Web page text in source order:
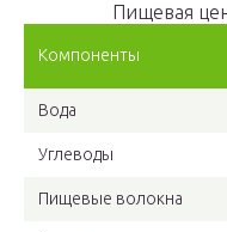
Пищевая
Компоненты
Вода
Углеводы
Пищевые волокна